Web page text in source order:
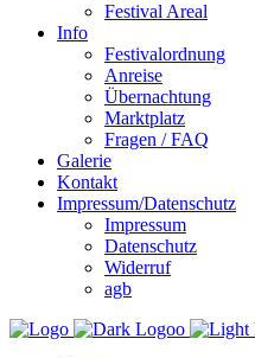
Festival Areal
Info
Festivalordnung
Anreise
Übernachtung
Marktplatz
Fragen / FAQ
Galerie
Kontakt
Impressum/Datenschutz
Impressum
Datenschutz
Widerruf
agb